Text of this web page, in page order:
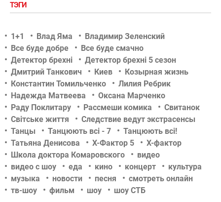
ТЭГИ
1+1 Влад Яма
Владимир Зеленский
Все буде добре
Все буде смачно
Детектор брехні
Детектор брехні 5 сезон
Дмитрий Танкович
Киев
Козырная жизнь
Константин Томильченко
Лилия Ребрик
Надежда Матвеева
Оксана Марченко
Раду Поклитару
Рассмеши комика
Свитанок
Світське життя
Следствие ведут экстрасенсы
Танцы
Танцюють всі - 7
Танцюють всі!
Татьяна Денисова
Х-Фактор 5
Х-фактор
Школа доктора Комаровского
видео
видео с шоу
еда кино концерт
культура
музыка
новости песня
смотреть онлайн
тв-шоу
фильм шоу шоу СТБ